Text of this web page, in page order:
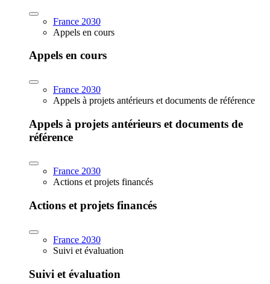
France 2030
Appels en cours
Appels en cours
France 2030
Appels à projets antérieurs et documents de référence
Appels à projets antérieurs et documents de
référence
France 2030
Actions et projets financés
Actions et projets financés
France 2030
Suivi et évaluation
Suivi et évaluation